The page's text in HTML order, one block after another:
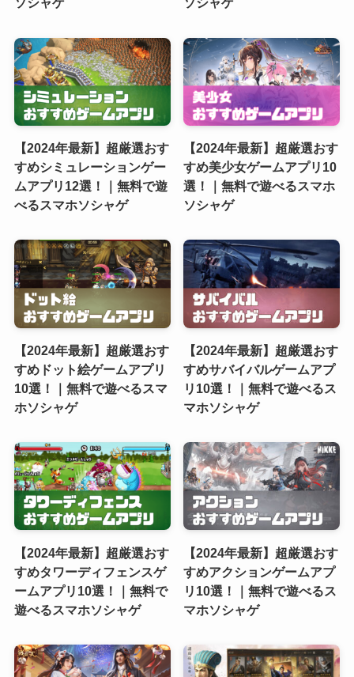
【2024年最新】超厳選おす
すめシミュレーションゲー
ムアプリ12選！｜無料で遊
べるスマホソシャゲ
【2024年最新】超厳選おす
すめ美少女ゲームアプリ10
選！｜無料で遊べるスマホ
ソシャゲ
【2024年最新】超厳選おす
すめドット絵ゲームアプリ
10選！｜無料で遊べるスマ
ホソシャゲ
【2024年最新】超厳選おす
すめサバイバルゲームアプ
リ10選！｜無料で遊べるス
マホソシャゲ
【2024年最新】超厳選おす
すめタワーディフェンスゲ
ームアプリ10選！｜無料で
遊べるスマホソシャゲ
【2024年最新】超厳選おす
すめアクションゲームアプ
リ10選！｜無料で遊べるス
マホソシャゲ